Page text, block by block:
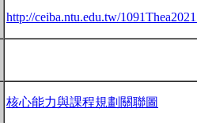
http://ceiba.ntu.edu.tw/1091Thea2021_
核心能力與課程規劃關聯圖